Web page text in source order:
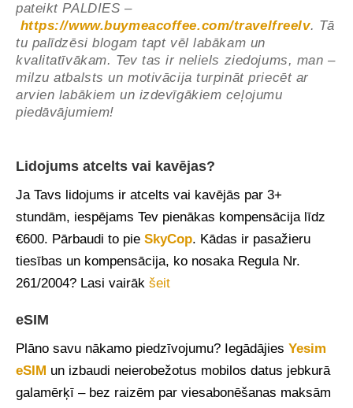
pateikt PALDIES –
https://www.buymeacoffee.com/travelfreelv. Tā
tu palīdzēsi blogam tapt vēl labākam un
kvalitatīvākam. Tev tas ir neliels ziedojums, man –
milzu atbalsts un motivācija turpināt priecēt ar
arvien labākiem un izdevīgākiem ceļojumu
piedāvājumiem!
Lidojums atcelts vai kavējas?
Ja Tavs lidojums ir atcelts vai kavējās par 3+
stundām, iespējams Tev pienākas kompensācija līdz
€600. Pārbaudi to pie SkyCop. Kādas ir pasažieru
tiesības un kompensācija, ko nosaka Regula Nr.
261/2004? Lasi vairāk šeit
eSIM
Plāno savu nākamo piedzīvojumu? Iegādājies Yesim
eSIM un izbaudi neierobežotus mobilos datus jebkurā
galamērķī – bez raizēm par viesabonēšanas maksām